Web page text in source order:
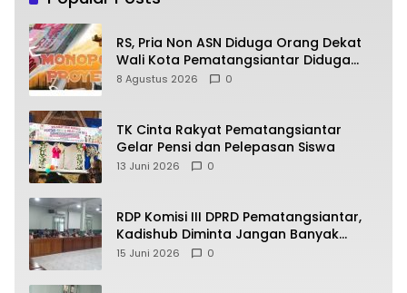
RS, Pria Non ASN Diduga Orang Dekat
Wali Kota Pematangsiantar Diduga
Bagi Bagi Proyek ke Kontraktor
8 Agustus 2026 0
TK Cinta Rakyat Pematangsiantar
Gelar Pensi dan Pelepasan Siswa
13 Juni 2026 0
RDP Komisi III DPRD Pematangsiantar,
Kadishub Diminta Jangan Banyak
Alasan
15 Juni 2026 0